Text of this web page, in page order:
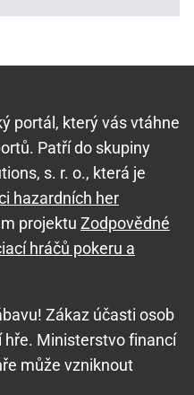
portál, který vás vtáhne
Patří do skupiny
s. r. o., která je
hazardních her
projektu Zodpovědné
hráčů pokeru a
Zákaz účasti osob
hře. Ministerstvo financí
může vzniknout